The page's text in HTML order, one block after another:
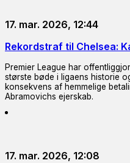
17. mar. 2026, 12:44
Rekordstraf til Chelsea:
Premier League har
største bøde i ligaens historie
konsekvens af hemmelige
Abramovichs ejerskab.
17. mar. 2026, 12:08